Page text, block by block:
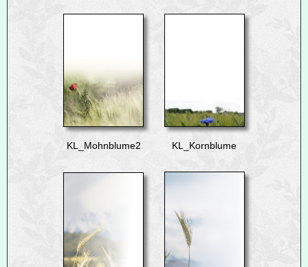
KL_Mohnblume2 KL_Kornblume